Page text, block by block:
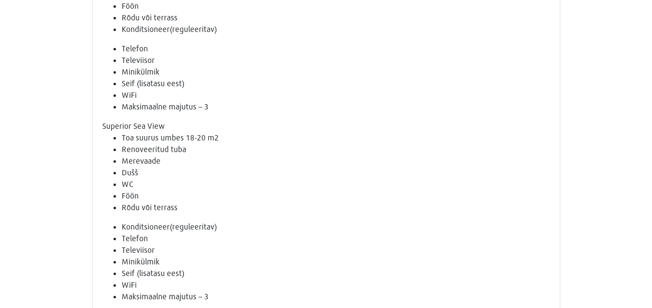
Föön
Rõdu või terrass
Konditsioneer(reguleeritav)
Telefon
Televiisor
Minikülmik
Seif (lisatasu eest)
WiFi
Maksimaalne majutus – 3
Superior Sea View
Toa suurus umbes 18-20 m2
Renoveeritud tuba
Merevaade
Dušš
WC
Föön
Rõdu või terrass
Konditsioneer(reguleeritav)
Telefon
Televiisor
Minikülmik
Seif (lisatasu eest)
WiFi
Maksimaalne majutus – 3